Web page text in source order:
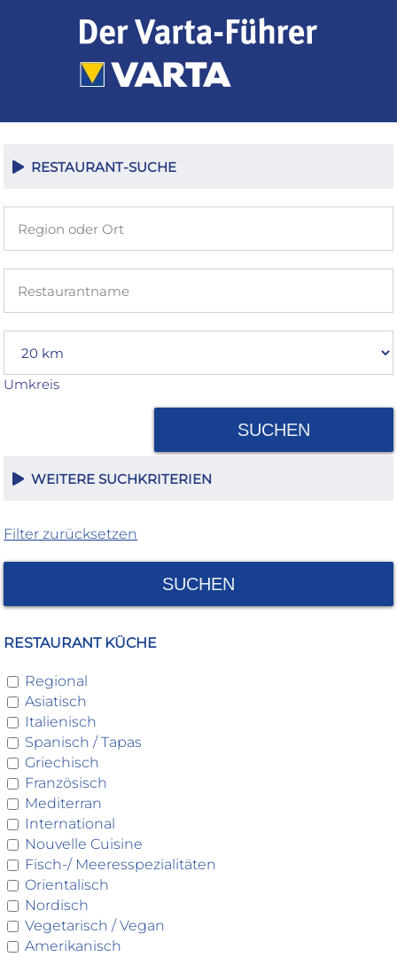
RESTAURANT-SUCHE
Umkreis
SUCHEN
WEITERE SUCHKRITERIEN
Filter zurücksetzen
SUCHEN
RESTAURANT KÜCHE
Regional
Asiatisch
Italienisch
Spanisch / Tapas
Griechisch
Französisch
Mediterran
International
Nouvelle Cuisine
Fisch-/ Meeresspezialitäten
Orientalisch
Nordisch
Vegetarisch / Vegan
Amerikanisch